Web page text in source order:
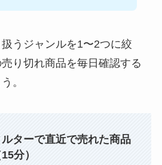
うジャンルを1〜2つに絞
り切れ商品を毎日確認する
。
ターで直近で売れた商品
分）